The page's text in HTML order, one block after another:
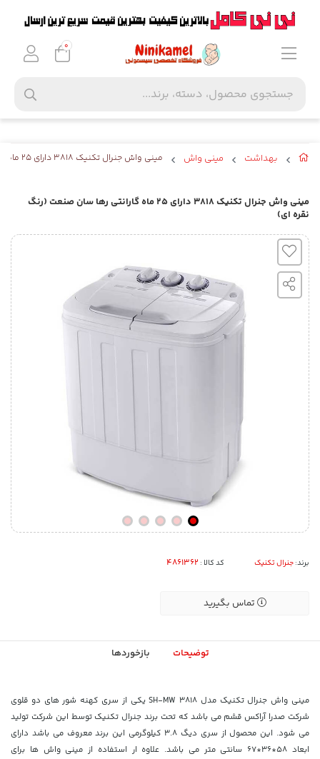
بهداشت مینی واش مینی واش جنرال تکنیک 3818 دارای 25 ماه گارانتی رها سان صنعت (رنگ نقره ای)
مینی واش جنرال تکنیک 3818 دارای 25 ماه گارانتی رها سان صنعت (رنگ
نقره ای)
برند:جنرال تکنیک کد کالا :
تماس بگیرید
توضیحات بازخوردها
مینی واش جنرال تکنیک مدل SH-MW 3818 یکی از سری کهنه شور های دو قلوی
شرکت صدرا آراکس قشم می باشد که تحت برند جنرال تکنیک توسط این شرکت تولید
می شود. این محصول از سری دیگ 3.8 کیلوگرمی این برند معروف می باشد دارای
ابعاد 58*36*67 سانتی متر می باشد. علاوه ار استفاده از مینی واش ها برای
0